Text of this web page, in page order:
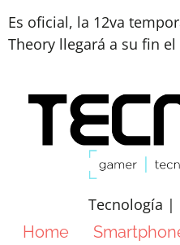
Es oficial, la 12va
Theory llegará a su fin
Tecnología |
Home